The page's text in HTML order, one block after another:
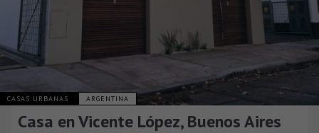
CASAS URBANAS ARGENTINA
Casa en Vicente López, Buenos Aires